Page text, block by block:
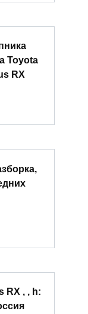
Toyota
RX
RX , , h: